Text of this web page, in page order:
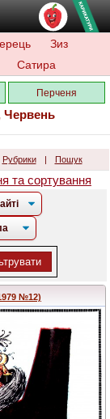
Зиз
Сатира
Перченя
Червень
Рубрики | Пошук
та сортування
№12)